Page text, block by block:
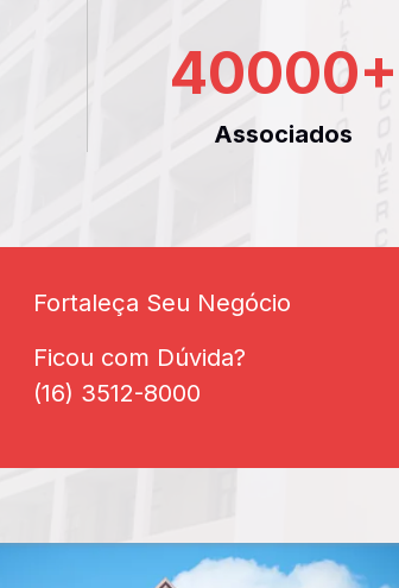
40000+
Associados
Fortaleça Seu Negócio
Ficou com Dúvida?
(16) 3512-8000